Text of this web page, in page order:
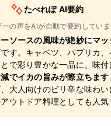
たべれぽ AI要約
の声をAIが自動で要約していま
ソースの風味が絶妙にマッ
す。キャベツ、パプリカ
で彩り豊かな一品に。味
でイカの旨みが際立ちます
大人向けのピリ辛な味わ
ウトドア料理としても人気